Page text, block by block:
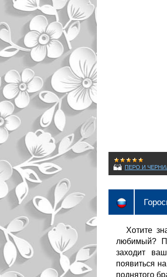
ПЕРО И
Хотите
любимый?
заходит
появиться
поднятого